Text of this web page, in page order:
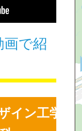
画で紹
イン工学